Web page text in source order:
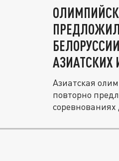
АЗИАТСКИХ
Азиатская
повторно
соревнованиях